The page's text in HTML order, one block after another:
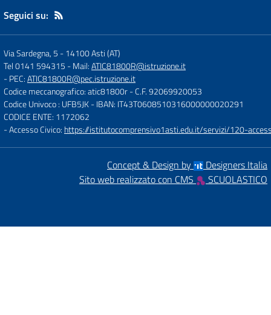
Seguici su:
Via Sardegna, 5 -14100 Asti (AT)
Tel 0141 594315 - Mail:ATIC81800R@istruzione.it
- PEC:ATIC81800R@pec.istruzione.it
Codice meccanografico: atic81800r- C.F. 92069920053
Codice Univoco : UFB5JK- IBAN: IT43T0608510316000000020291
CODICE ENTE: 1172062
- Accesso Civico: https://istitutocomprensivo1asti.edu.it/servizi/120-
Concept & Design by
Designers Italia
Sito web realizzato con CMS
SCUOLASTICO